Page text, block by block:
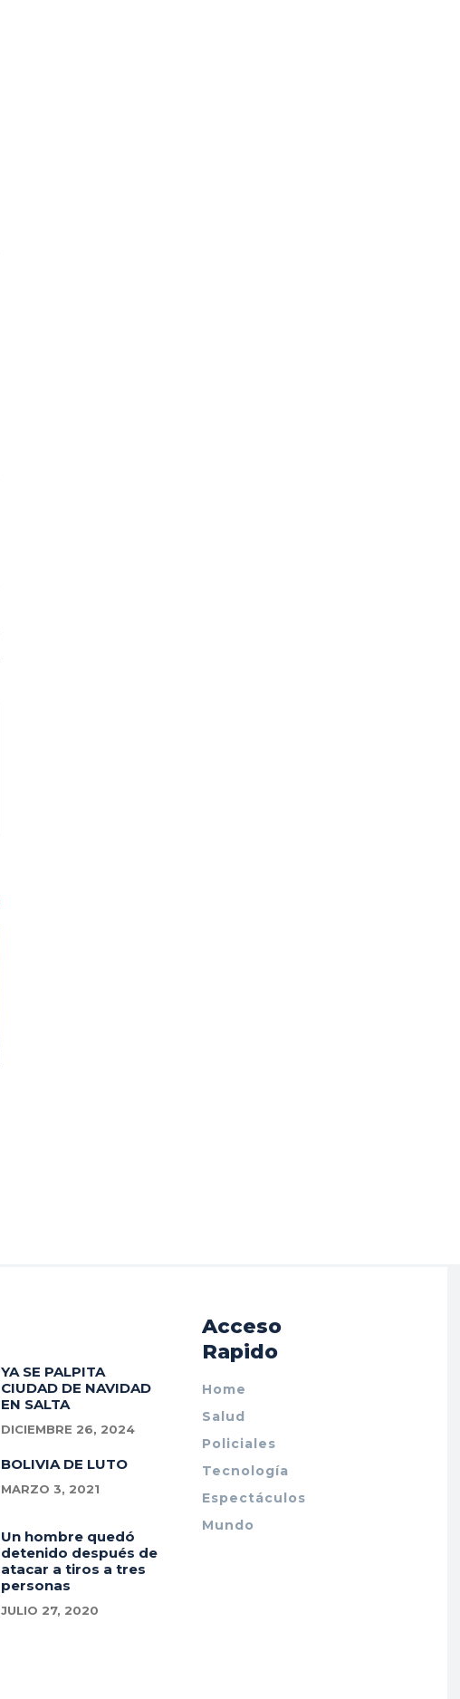
YA SE PALPITA
CIUDAD DE NAVIDAD
EN SALTA
DICIEMBRE 26, 2024
BOLIVIA DE LUTO
MARZO 3, 2021
Un hombre quedó
detenido después de
atacar a tiros a tres
personas
JULIO 27, 2020
Acceso
Rapido
Home
Salud
Policiales
Tecnología
Espectáculos
Mundo